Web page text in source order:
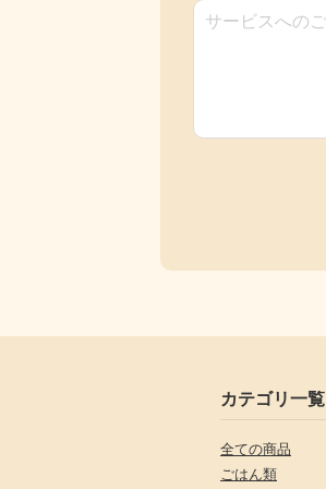
カテゴリ一覧
全ての商品
ごはん類